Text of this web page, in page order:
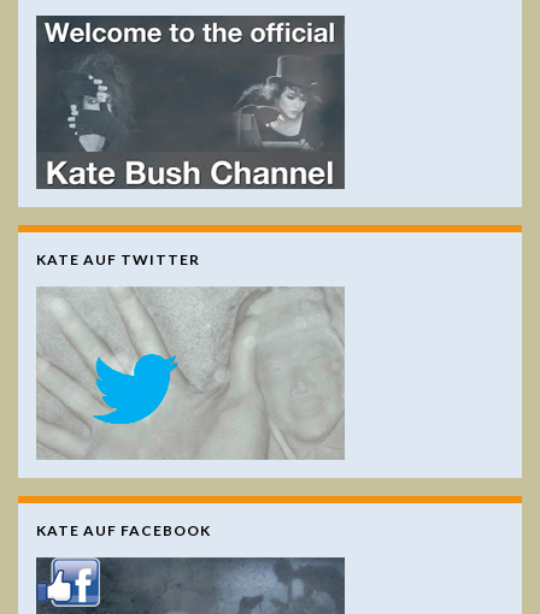
KATE AUF TWITTER
KATE AUF FACEBOOK